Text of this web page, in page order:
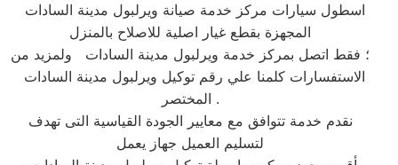
اسطول سيارات مركز خدمة صيانة ويرلبول مدينة السادات
المجهزة بقطع غيار اصلية للاصلاح بالمنزل
؛ فقط اتصل بمركز خدمة ويرلبول مدينة السادات ولمزيد من
الاستفسارات كلمنا علي رقم توكيل ويرلبول مدينة السادات
المختصر .
نقدم خدمة تتوافق مع معايير الجودة القياسية التى تهدف
لتسليم العميل جهاز يعمل